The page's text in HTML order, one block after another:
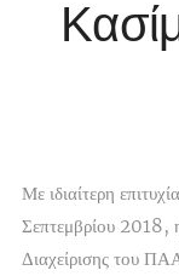
Με ιδιαίτερη
Σεπτεμβρίου 2018,
Διαχείρισης του